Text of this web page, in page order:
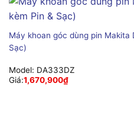
Máy khoan góc dùng pin Makita
Sạc)
Model: DA333DZ
Giá:1,670,900₫